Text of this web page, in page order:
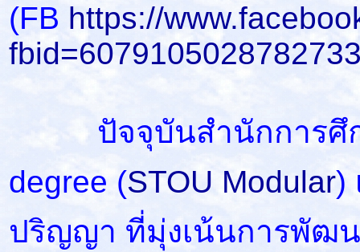
(FB https://
ปัจจุบันสำนักการศึกษ
degree (STOU Modular)
ปริญญา ที่มุ่งเน้นการพัฒ